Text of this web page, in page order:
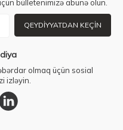
bülletenimizə abunə olun.
QEYDIYYATDAN KEÇIN
olmaq üçün sosial
izləyin.